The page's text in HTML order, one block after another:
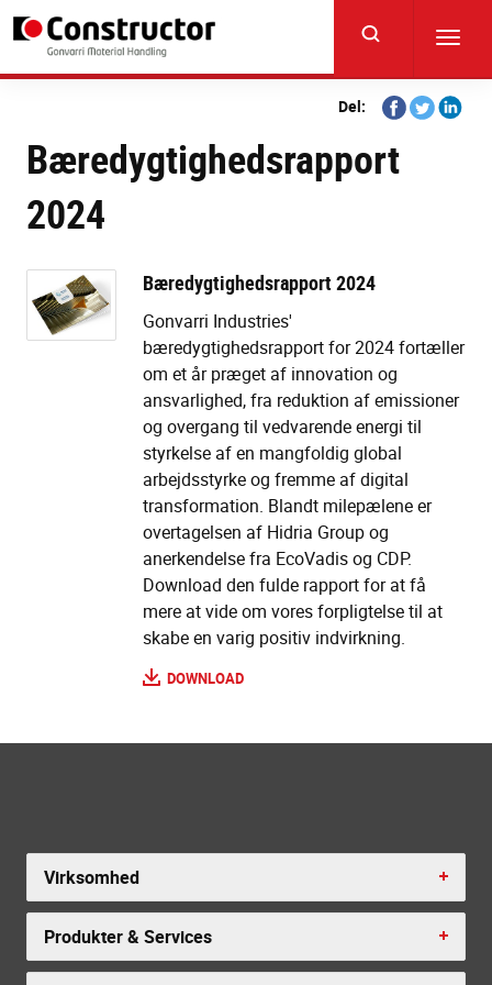
content
Del:
Share
on
Facebook
Share
on
Share
Bæredygtighedsrapport
2024
Bæredygtighedsrapport 2024
Gonvarri Industries'
bæredygtighedsrapport for 2024 fortæller
om et år præget af innovation og
ansvarlighed, fra reduktion af emissioner
og overgang til vedvarende energi til
styrkelse af en mangfoldig global
arbejdsstyrke og fremme af digital
transformation. Blandt milepælene er
overtagelsen af Hidria Group og
anerkendelse fra EcoVadis og CDP.
Download den fulde rapport for at få
mere at vide om vores forpligtelse til at
skabe en varig positiv indvirkning.
DOWNLOAD
Virksomhed
Produkter & Services